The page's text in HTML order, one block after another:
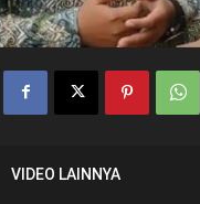
VIDEO LAINNYA